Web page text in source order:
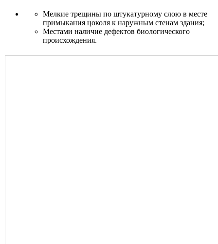
Мелкие трещины по штукатурному слою в месте
примыкания цоколя к наружным стенам здания;
Местами наличие дефектов биологического
происхождения.